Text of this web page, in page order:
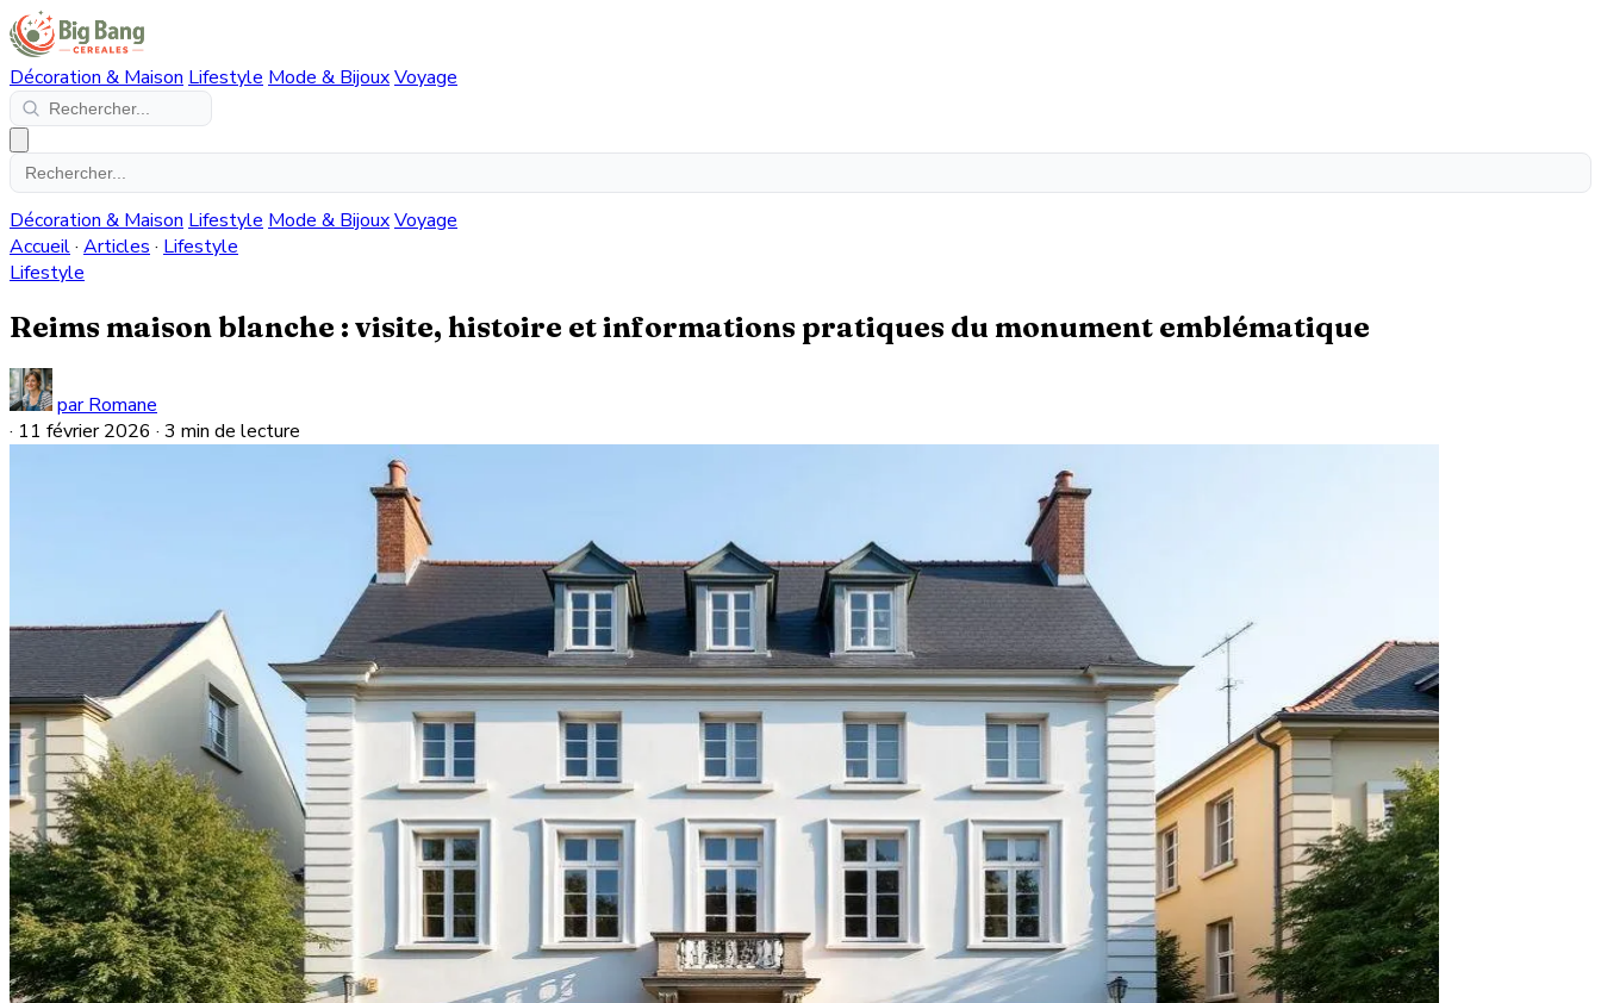
Décoration & Maison Lifestyle Mode & BijouxVoyage
Décoration & Maison Lifestyle Mode & BijouxVoyage
Accueil· Articles · Lifestyle
Lifestyle
Reims maison blanche : visite, histoire et informations pratiques du monument emblématique
par Romane
· 11 février 2026 · 3 min de lecture